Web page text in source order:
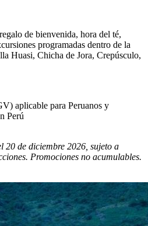
de bienvenida, hora del té,
programadas dentro de la
Huasi, Chicha de Jora, Crepúsculo,
aplicable para Peruanos y
Perú
20 de diciembre 2026, sujeto a
Promociones no acumulables.